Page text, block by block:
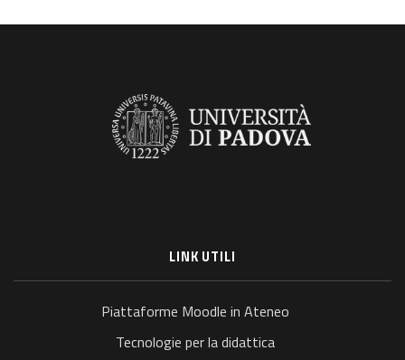
LINK UTILI
Piattaforme Moodle in Ateneo
Tecnologie per la didattica